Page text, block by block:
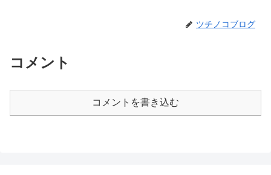
ツチノコブログ
コメント
コメントを書き込む